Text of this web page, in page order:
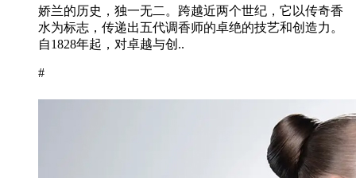
娇兰的历史，独一无二。跨越近两个世纪，它以传奇香
水为标志，传递出五代调香师的卓绝的技艺和创造力。
自1828年起，对卓越与创..
#